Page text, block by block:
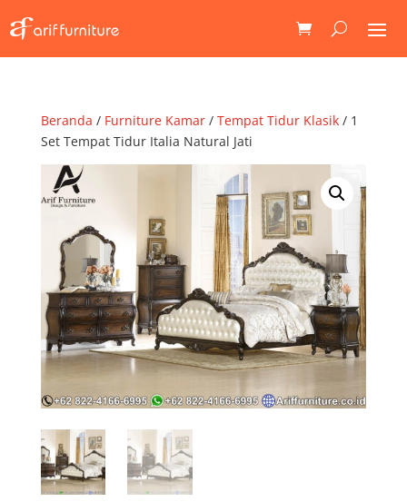
Beranda / Furniture Kamar/ Tempat Tidur Klasik/ 1
Set Tempat Tidur Italia Natural Jati